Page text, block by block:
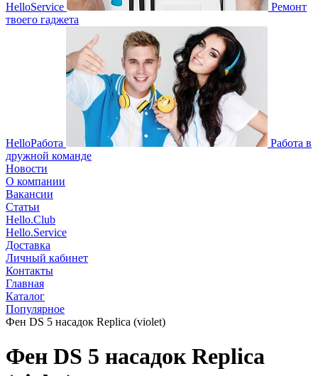
HelloService
Ремонт
твоего гаджета
HelloРабота
Работа в
дружной команде
Новости
О компании
Вакансии
Статьи
Hello.Club
Hello.Service
Доставка
Личный кабинет
Контакты
Главная
Каталог
Популярное
Фен DS 5 насадок Replica (violet)
Фен DS 5 насадок Replica